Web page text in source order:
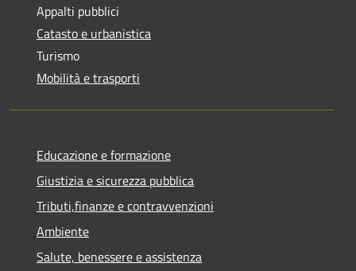
Appalti pubblici
Catasto e urbanistica
Turismo
Mobilità e trasporti
Educazione e formazione
Giustizia e sicurezza pubblica
Tributi,finanze e contravvenzioni
Ambiente
Salute, benessere e assistenza